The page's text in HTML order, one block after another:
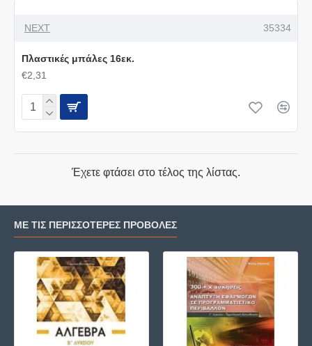
NEXT 35334
Πλαστικές μπάλες 16εκ.
€2,31
Έχετε φτάσει στο τέλος της λίστας.
ΜΕ ΤΙΣ ΠΕΡΙΣΣΌΤΕΡΕΣ ΠΡΟΒΟΛΈΣ